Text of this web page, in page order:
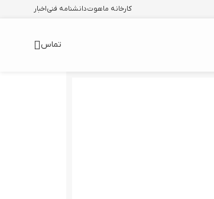
کارخانه ماهوتدانشنامه فنیاخبار
تماس